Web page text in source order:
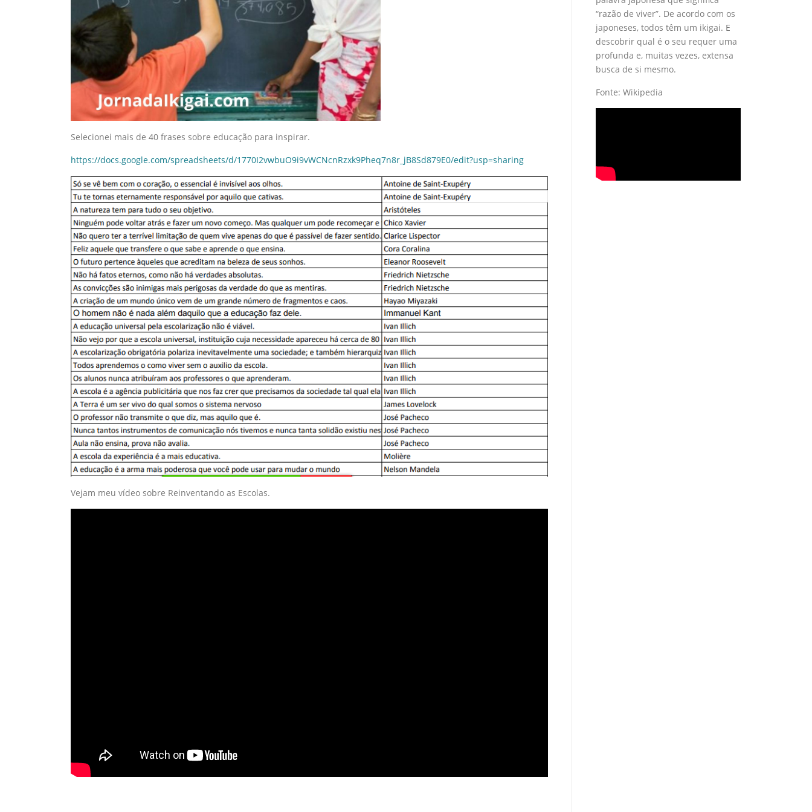
Selecionei mais de 40 frases sobre educação para inspirar.
https://docs.google.com/spreadsheets/d/1770I2vwbuO9i9vWCNcnRzxk9Pheq7n8r_jB8Sd879E0/edit?usp=sharing
Vejam meu vídeo sobre Reinventando as Escolas.
“razão de viver”. De acordo com os
japoneses, todos têm um ikigai. E
descobrir qual é o seu requer uma
profunda e, muitas vezes, extensa
busca de si mesmo.
Fonte: Wikipedia